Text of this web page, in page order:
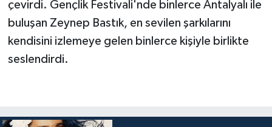
çevirdi. Gençlik Festivali'nde binlerce Antalyalı ile
buluşan Zeynep Bastık, en sevilen şarkılarını
kendisini izlemeye gelen binlerce kişiyle birlikte
seslendirdi.